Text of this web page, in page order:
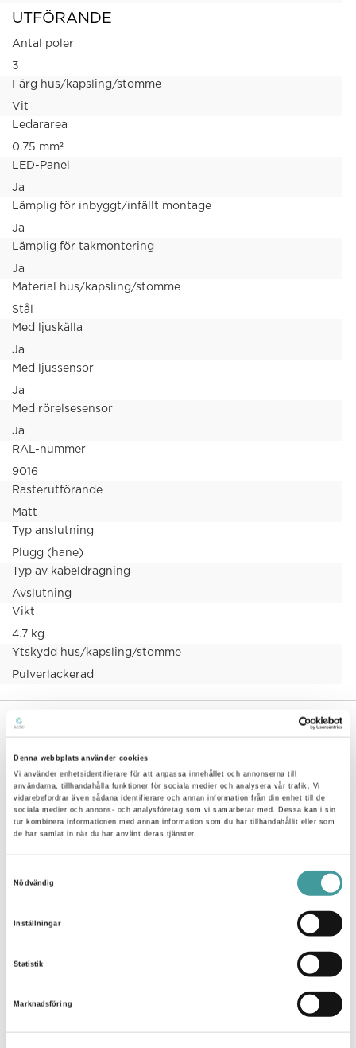
Denna webbplats använder cookies
Vi använder enhetsidentifierare för att anpassa innehållet och annonserna till
användarna, tillhandahålla funktioner för sociala medier och analysera vår trafik. Vi
vidarebefordrar även sådana identifierare och annan information från din enhet till de
sociala medier och annons- och analysföretag som vi samarbetar med. Dessa kan i sin
tur kombinera informationen med annan information som du har tillhandahållit eller som
de har samlat in när du har använt deras tjänster.
Nödvändig
Inställningar
Statistik
Marknadsföring
UTFÖRANDE
Antal poler
3
Färg hus/kapsling/stomme
Vit
Ledararea
0.75 mm²
LED-Panel
Ja
Lämplig för inbyggt/infällt montage
Ja
Lämplig för takmontering
Ja
Material hus/kapsling/stomme
Stål
Med ljuskälla
Ja
Med ljussensor
Ja
Med rörelsesensor
Ja
RAL-nummer
9016
Rasterutförande
Matt
Typ anslutning
Plugg (hane)
Typ av kabeldragning
Avslutning
Vikt
4.7 kg
Ytskydd hus/kapsling/stomme
Pulverlackerad
MÅTTRITNING